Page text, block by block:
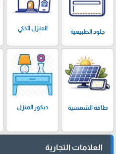
جلود الطبيعية
المنزل الذكي
طاقة الشمسية ديكور المنزل
العلامات التجارية